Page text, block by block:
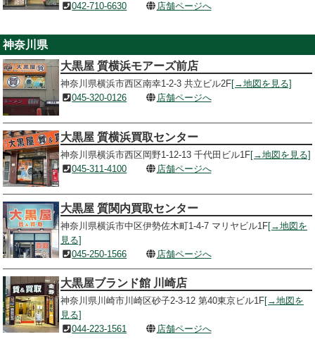
042-710-6630
店舗ページへ
神奈川県
大黒屋 質横浜モアーズ前店
神奈川県横浜市西区南幸1-2-3 共立ビル2F[→地図を見る]
045-320-0126
店舗ページへ
大黒屋 質横浜買取センター
神奈川県横浜市西区岡野1-12-13 千代田ビル1F[→地図を見る]
045-311-4100
店舗ページへ
大黒屋 質関内買取センター
神奈川県横浜市中区伊勢佐木町1-4-7 マリヤビル1F[→地図を
見る]
045-250-1566
店舗ページへ
大黒屋ブランド館 川崎店
神奈川県川崎市川崎区砂子2-3-12 第40東京ビル1F[→地図を
見る]
044-223-1561
店舗ページへ